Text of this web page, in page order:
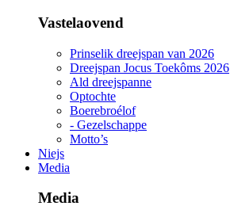
Vastelaovend
Prinselik dreejspan van 2026
Dreejspan Jocus Toekôms 2026
Ald dreejspanne
Optochte
Boerebroélof
- Gezelschappe
Motto’s
Niejs
Media
Media